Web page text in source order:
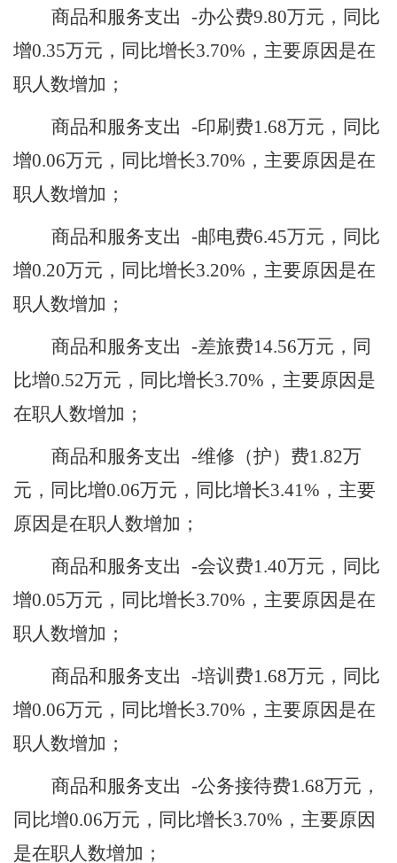
商品和服务支出 -办公费9.80万元，同比
增0.35万元，同比增长3.70%，主要原因是在
职人数增加 ；
商品和服务支出 -印刷费1.68万元，同比
增0.06万元，同比增长3.70%，主要原因是在
职人数增加 ；
商品和服务支出 -邮电费6.45万元，同比
增0.20万元，同比增长3.20%，主要原因是在
职人数增加 ；
商品和服务支出 -差旅费14.56万元，同
比增0.52万元，同比增长3.70%，主要原因是
在职人数增加 ；
商品和服务支出 -维修（护）费1.82万
元，同比增0.06万元，同比增长3.41%，主要
原因是在职人数增加 ；
商品和服务支出 -会议费1.40万元，同比
增0.05万元，同比增长3.70%，主要原因是在
职人数增加 ；
商品和服务支出 -培训费1.68万元，同比
增0.06万元，同比增长3.70%，主要原因是在
职人数增加 ；
商品和服务支出 -公务接待费1.68万元，
同比增0.06万元，同比增长3.70%，主要原因
是在职人数增加 ；